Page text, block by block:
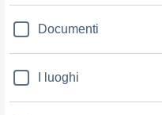
Documenti
I luoghi